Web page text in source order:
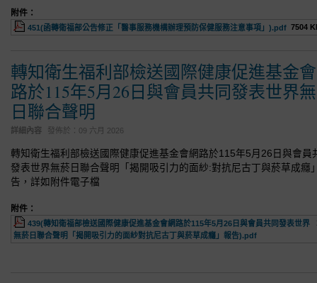
附件：
451(函轉衛福部公告修正「醫事服務機構辦理預防保健服務注意事項」).pdf 7504
轉知衛生福利部檢送國際健康促進基金
路於115年5月26日與會員共同發表世界
日聯合聲明
詳細內容 發佈於： 09 六月 2026
轉知衛生福利部檢送國際健康促進基金會網路於115年5月26日與會員
發表世界無菸日聯合聲明「揭開吸引力的面紗:對抗尼古丁與菸草成癮
告，詳如附件電子檔
附件：
439(轉知衛福部檢送國際健康促進基金會網路於115年5月26日與會員共同發表世界
無菸日聯合聲明「揭開吸引力的面紗對抗尼古丁與菸草成癮」報告).pdf